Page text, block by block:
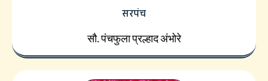
सरपंच
सौ. पंचफुला प्रल्हाद अंभोरे